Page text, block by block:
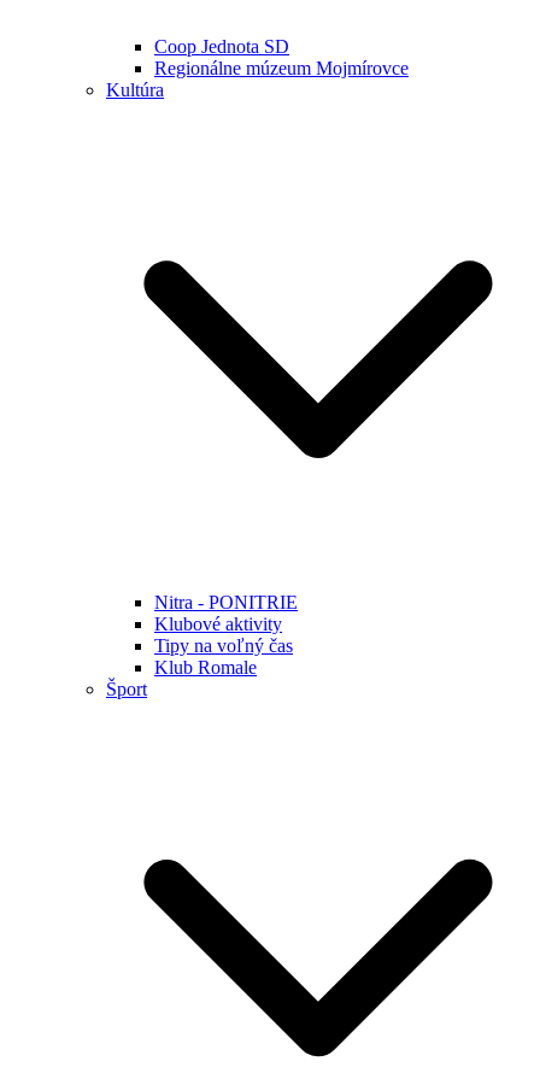
Coop Jednota SD
Regionálne múzeum Mojmírovce
Kultúra
Nitra - PONITRIE
Klubové aktivity
Tipy na voľný čas
Klub Romale
Šport